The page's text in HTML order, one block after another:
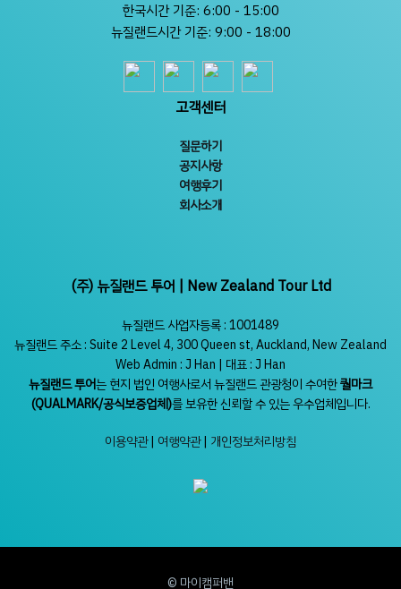
(주) 뉴질랜드 투어 | New Zealand Tour Ltd
뉴질랜드 사업자등록 : 1001489
뉴질랜드 주소 : Suite 2 Level 4, 300 Queen st, Auckland, New Zealand
Web Admin : J Han | 대표 : J Han
뉴질랜드 투어는 현지 법인 여행사로서 뉴질랜드 관광청이 수여한퀄마크
(QUALMARK/공식보증업체)를 보유한 신뢰할 수 있는 우수업체입니다.
이용약관| 여행약관| 개인정보처리방침
한국시간 기준: 6:00 - 15:00
뉴질랜드시간 기준: 9:00 - 18:00
고객센터
질문하기
공지사항
여행후기
회사소개
© 마이캠퍼밴